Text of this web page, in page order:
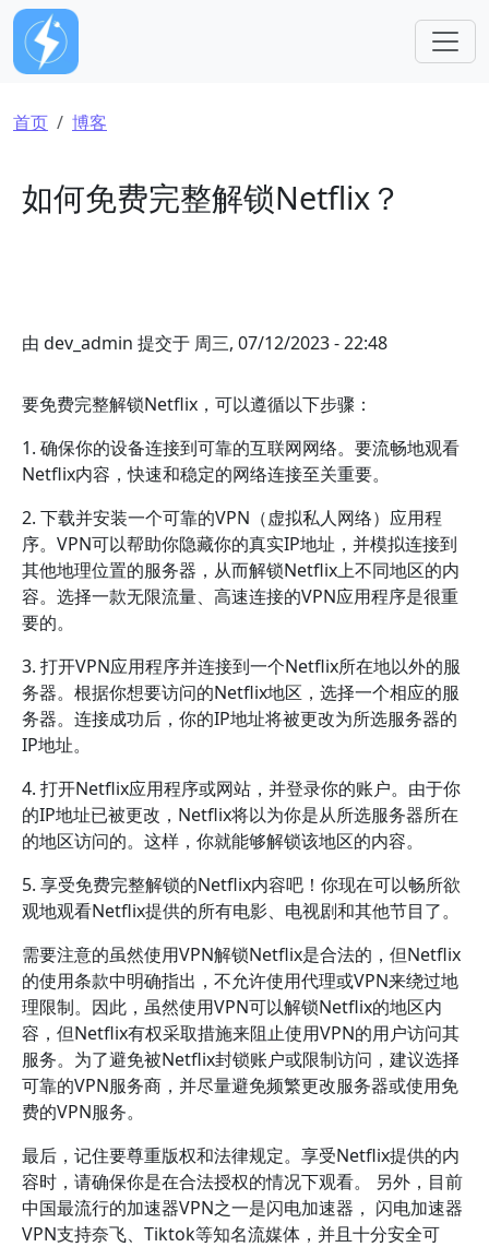
跳转到主要内容
面包屑
首页 博客
如何免费完整解锁Netflix？
由 dev_admin 提交于 周三, 07/12/2023 - 22:48
要免费完整解锁Netflix，可以遵循以下步骤：
1. 确保你的设备连接到可靠的互联网网络。要流畅地观看
Netflix内容，快速和稳定的网络连接至关重要。
2. 下载并安装一个可靠的VPN（虚拟私人网络）应用程
序。VPN可以帮助你隐藏你的真实IP地址，并模拟连接到
其他地理位置的服务器，从而解锁Netflix上不同地区的内
容。选择一款无限流量、高速连接的VPN应用程序是很重
要的。
3. 打开VPN应用程序并连接到一个Netflix所在地以外的服
务器。根据你想要访问的Netflix地区，选择一个相应的服
务器。连接成功后，你的IP地址将被更改为所选服务器的
IP地址。
4. 打开Netflix应用程序或网站，并登录你的账户。由于你
的IP地址已被更改，Netflix将以为你是从所选服务器所在
的地区访问的。这样，你就能够解锁该地区的内容。
5. 享受免费完整解锁的Netflix内容吧！你现在可以畅所欲
观地观看Netflix提供的所有电影、电视剧和其他节目了。
需要注意的虽然使用VPN解锁Netflix是合法的，但Netflix
的使用条款中明确指出，不允许使用代理或VPN来绕过地
理限制。因此，虽然使用VPN可以解锁Netflix的地区内
容，但Netflix有权采取措施来阻止使用VPN的用户访问其
服务。为了避免被Netflix封锁账户或限制访问，建议选择
可靠的VPN服务商，并尽量避免频繁更改服务器或使用免
费的VPN服务。
最后，记住要尊重版权和法律规定。享受Netflix提供的内
容时，请确保你是在合法授权的情况下观看。 另外，目前
中国最流行的加速器VPN之一是闪电加速器， 闪电加速器
VPN支持奈飞、Tiktok等知名流媒体，并且十分安全可